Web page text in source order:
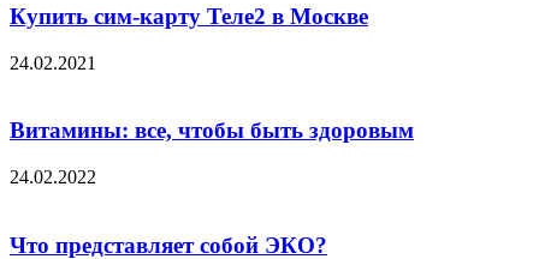
Купить сим-карту Теле2 в Москве
24.02.2021
Витамины: все, чтобы быть здоровым
24.02.2022
Что представляет собой ЭКО?